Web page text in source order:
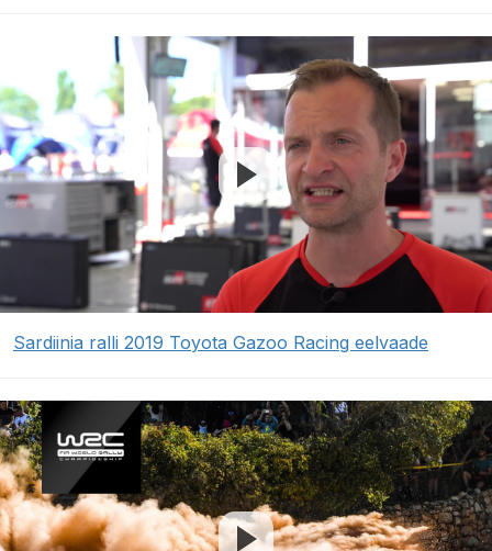
Sardiinia ralli 2019 Toyota Gazoo Racing eelvaade